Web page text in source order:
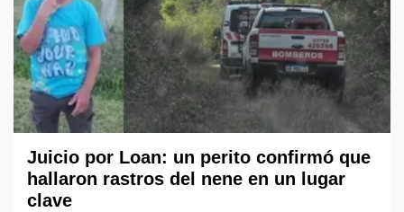
Juicio por Loan: un perito confirmó que
hallaron rastros del nene en un lugar
clave